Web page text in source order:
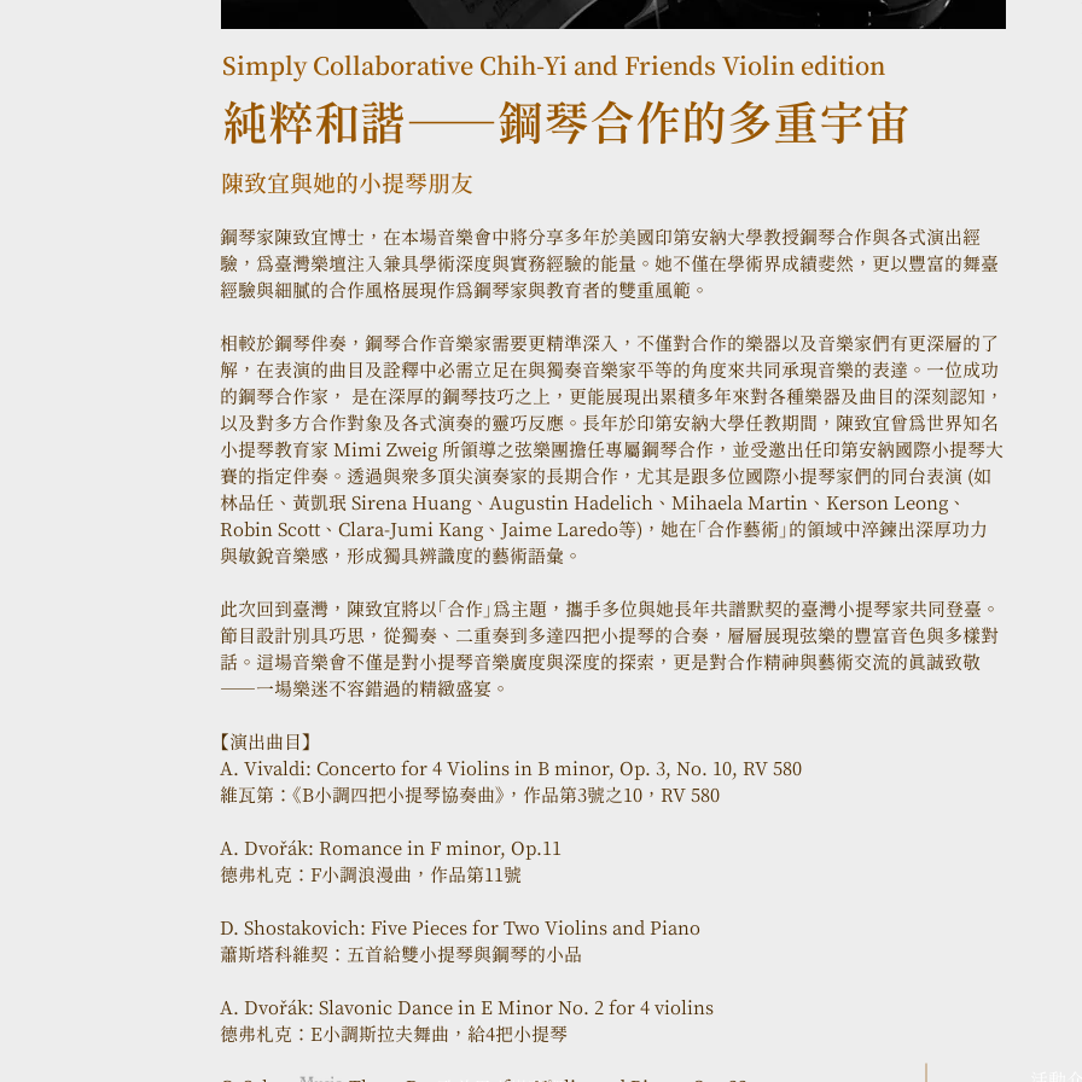
Simply Collaborative Chih-Yi and Friends Violin edition
純粹和諧——鋼琴合作的多重宇宙
陳致宜與她的小提琴朋友
鋼琴家陳致宜博士，在本場音樂會中將分享多年於美國印第安納大學教授鋼琴合作與各式演出經
驗，為臺灣樂壇注入兼具學術深度與實務經驗的能量。她不僅在學術界成績斐然，更以豐富的舞臺
經驗與細膩的合作風格展現作為鋼琴家與教育者的雙重風範。
相較於鋼琴伴奏，鋼琴合作音樂家需要更精準深入，不僅對合作的樂器以及音樂家們有更深層的了
解，在表演的曲目及詮釋中必需立足在與獨奏音樂家平等的角度來共同承現音樂的表達。一位成功
的鋼琴合作家， 是在深厚的鋼琴技巧之上，更能展現出累積多年來對各種樂器及曲目的深刻認知，
以及對多方合作對象及各式演奏的靈巧反應。長年於印第安納大學任教期間，陳致宜曾為世界知名
小提琴教育家 Mimi Zweig 所領導之弦樂團擔任專屬鋼琴合作，並受邀出任印第安納國際小提琴大
賽的指定伴奏。透過與眾多頂尖演奏家的長期合作，尤其是跟多位國際小提琴家們的同台表演 (如
林品任、黃凱珉 Sirena Huang、Augustin Hadelich、Mihaela Martin、Kerson Leong、
Robin Scott、Clara-Jumi Kang、Jaime Laredo等)，她在「合作藝術」的領域中淬鍊出深厚功力
與敏銳音樂感，形成獨具辨識度的藝術語彙。
此次回到臺灣，陳致宜將以「合作」為主題，攜手多位與她長年共譜默契的臺灣小提琴家共同登臺。
節目設計別具巧思，從獨奏、二重奏到多達四把小提琴的合奏，層層展現弦樂的豐富音色與多樣對
話。這場音樂會不僅是對小提琴音樂廣度與深度的探索，更是對合作精神與藝術交流的真誠致敬
——一場樂迷不容錯過的精緻盛宴。
【演出曲目】
A. Vivaldi: Concerto for 4 Violins in B minor, Op. 3, No. 10, RV 580
維瓦第：《B小調四把小提琴協奏曲》，作品第3號之10，RV 580
A. Dvořák: Romance in F minor, Op.11
德弗札克：F小調浪漫曲，作品第11號
D. Shostakovich: Five Pieces for Two Violins and Piano
蕭斯塔科維契：五首給雙小提琴與鋼琴的小品
A. Dvořák: Slavonic Dance in E Minor No. 2 for 4 violins
德弗札克：E小調斯拉夫舞曲，給4把小提琴